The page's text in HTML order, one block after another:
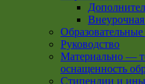
Внеурочная
Руководство
Материально —
оснащенность
Стипендии и